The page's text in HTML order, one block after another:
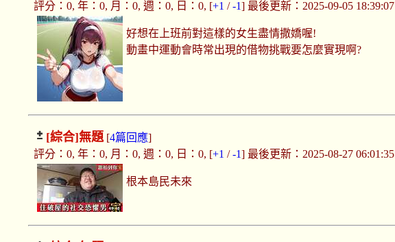
評分：0, 年：0, 月：0, 週：0, 日：0, [+1 /-1] 最後更新：2025-09-05 18:39:07
好想在上班前對這樣的女生盡情撒嬌喔!
動畫中運動會時常出現的借物挑戰要怎麼實現啊?
[綜合]無題 [4篇回應]
評分：0, 年：0, 月：0, 週：0, 日：0, [+1 /-1] 最後更新：2025-08-27 06:01:35
根本島民未來